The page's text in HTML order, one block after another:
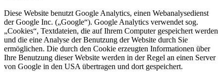
Diese Website benutzt Google Analytics, einen Webanalysedienst
der Google Inc. („Google“). Google Analytics verwendet sog.
„Cookies“, Textdateien, die auf Ihrem Computer gespeichert werden
und die eine Analyse der Benutzung der Website durch Sie
ermöglichen. Die durch den Cookie erzeugten Informationen über
Ihre Benutzung dieser Website werden in der Regel an einen Server
von Google in den USA übertragen und dort gespeichert.